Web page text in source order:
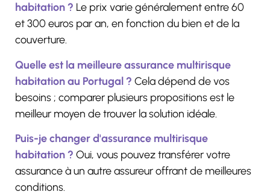
habitation ? Le prix varie généralement entre 60
et 300 euros par an, en fonction du bien et de la
couverture.
Quelle est la meilleure assurance multirisque
habitation au Portugal ? Cela dépend de vos
besoins ; comparer plusieurs propositions est le
meilleur moyen de trouver la solution idéale.
Puis-je changer d'assurance multirisque
habitation ? Oui, vous pouvez transférer votre
assurance à un autre assureur offrant de meilleures
conditions.